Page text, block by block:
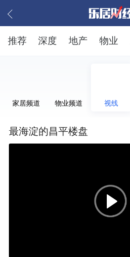
推荐 深度 地产 物业
家居频道 物业频道 视线
最海淀的昌平楼盘